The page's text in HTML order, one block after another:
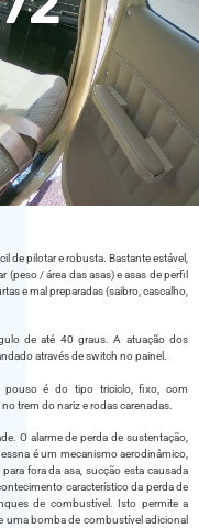
de pilotar e robusta. Bastante estável,
(peso / área das asas) e asas de perfil
e mal preparadas (saibro, cascalho,
de até 40 graus. A atuação dos
através de switch no painel.
pouso é do tipo triciclo, fixo, com
trem do nariz e rodas carenadas.
O alarme de perda de sustentação,
é um mecanismo aerodinâmico,
fora da asa, sucção esta causada
característico da perda de
de combustível. Isto permite a
uma bomba de combustível adicional